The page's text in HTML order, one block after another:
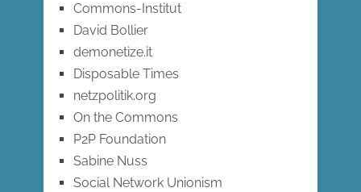
Commons-Institut
David Bollier
demonetize.it
Disposable Times
netzpolitik.org
On the Commons
P2P Foundation
Sabine Nuss
Social Network Unionism